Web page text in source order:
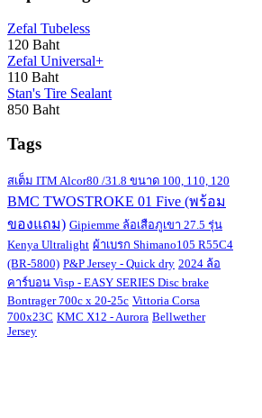
Zefal Tubeless
120 Baht
Zefal Universal+
110 Baht
Stan's Tire Sealant
850 Baht
Tags
สเต็ม ITM Alcor80 /31.8 ขนาด 100, 110, 120
BMC TWOSTROKE 01 Five (พร้อม
ของแถม) Gipiemme ล้อเสือภูเขา 27.5 รุ่น
Kenya Ultralight ผ้าเบรก Shimano105 R55C4
(BR-5800) P&P Jersey - Quick dry 2024 ล้อ
คาร์บอน Visp - EASY SERIES Disc brake
Bontrager 700c x 20-25c Vittoria Corsa
700x23C KMC X12 - Aurora Bellwether
Jersey